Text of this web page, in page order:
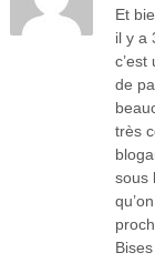
Et
il y a
c’est
de
très
sous
Bises